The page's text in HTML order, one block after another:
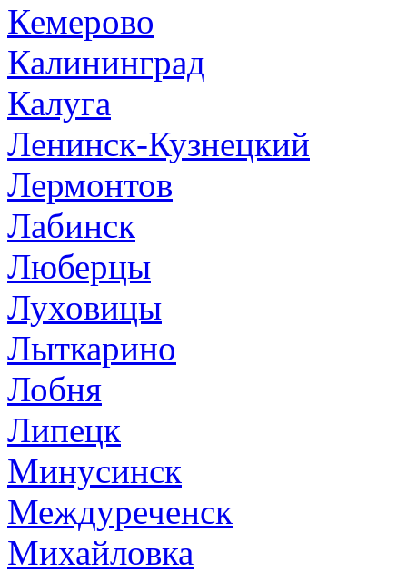
Кемерово
Калининград
Калуга
Ленинск-Кузнецкий
Лермонтов
Лабинск
Люберцы
Луховицы
Лыткарино
Лобня
Липецк
Минусинск
Междуреченск
Михайловка